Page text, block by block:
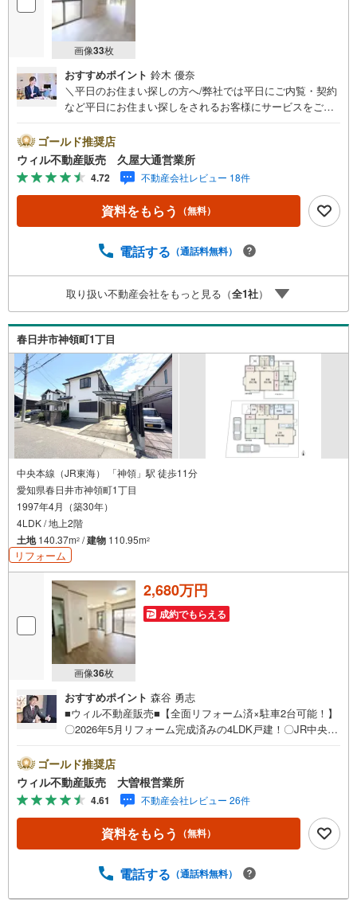
画像33枚
おすすめポイント 鈴木 優奈
＼平日のお住まい探しの方へ/弊社では平日にご内覧・契約
など平日にお住まい探しをされるお客様にサービスをご用
時まで”毎日”営業しています。事前にご予約頂きましたら営
業時間外でのご内覧もご対応いたします。＼本物件の他に
も気になる物件がある方へ/不動産業者間で不動産情報が共
有されているので、名古屋市全域や、その他隣接エリアで
もご内覧が可能です！ 【ウィル不動産販売 久屋大通営業
所】◎地下鉄東山線「栄」駅7A出口から徒歩1分、名城線
ズスペースあり◎営業時間 10:00～19:00（定休日無し） 上
軽にご連絡下さい！現地を見学される場合は「室内・現地
を見学する（無料）」ボタンよりご希望の日時をご記入い
ただけますとスムーズにご案内が可能です。
ゴールド推奨店
ウィル不動産販売 久屋大通営業所
4.72 不動産会社レビュー 18件
資料をもらう （無料）
電話する （通話料無料）
取り扱い不動産会社をもっと見る（全1社）
春日井市神領町1丁目
中央本線（JR東海） 「神領」駅 徒歩11分
愛知県春日井市神領町1丁目
1997年4月（築30年）
4LDK / 地上2階
土地140.37m2 /建物 110.95m2
リフォーム
画像36枚
2,680万円
成約でもらえる
おすすめポイント 森谷 勇志
■ウィル不動産販売■【全面リフォーム済×駐車2台可能！】
〇2026年5月リフォーム完成済みの4LDK戸建！〇JR中央本
キッチン・浴室・洗面台・トイレ新調済み！〇全居室6帖以
上、南向き中心の明るい住まい！〇駐車2台可能！自転車置
場としてもゆとりあり！〇土地面積約42坪、整形地！〇神
領小学校徒歩4分、南城中学校徒歩21分！現在空き家です！
定休日なしのウィルなら即日案内可能！追加リフォームや
住宅ローン、お買換えのご相談も承ります！まずはお気軽
ゴールド推奨店
ウィル不動産販売 大曽根営業所
4.61 不動産会社レビュー 26件
資料をもらう （無料）
電話する （通話料無料）